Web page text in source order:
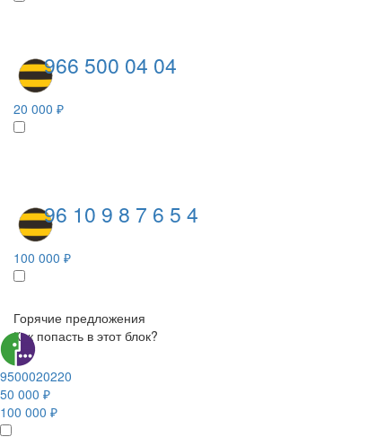
966 500 04 04
20 000 ₽
96 10 9 8 7 6 5 4
100 000 ₽
Горячие предложения
Как попасть в этот блок?
9500020220
50 000 ₽
100 000 ₽